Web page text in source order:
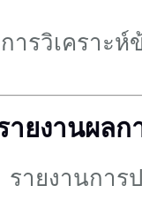
ารวิเคราะ
ายงานผลก
รายงานการ